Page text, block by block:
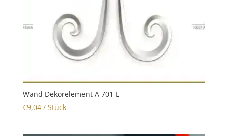
Wand Dekorelement A 701 L
€9,04/ Stück